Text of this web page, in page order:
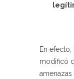
En
modificó